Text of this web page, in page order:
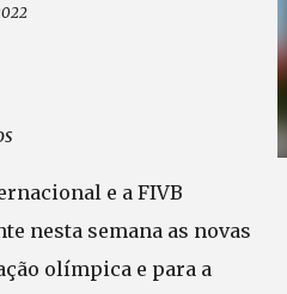
e a FIVB
nesta semana as novas
olímpica e para a